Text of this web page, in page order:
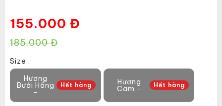
155.000 Đ
185.000 Đ
Size:
Hương
Bưởi Hồng
-
Hết hàng Hương
Cam - Hết hàng